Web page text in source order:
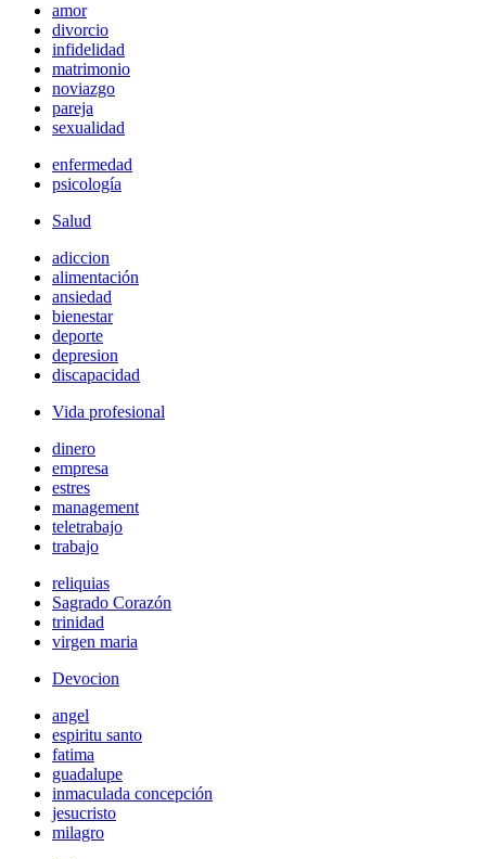
amor
divorcio
infidelidad
matrimonio
noviazgo
pareja
sexualidad
enfermedad
psicología
Salud
adiccion
alimentación
ansiedad
bienestar
deporte
depresion
discapacidad
Vida profesional
dinero
empresa
estres
management
teletrabajo
trabajo
reliquias
Sagrado Corazón
trinidad
virgen maria
Devocion
angel
espiritu santo
fatima
guadalupe
inmaculada concepción
jesucristo
milagro